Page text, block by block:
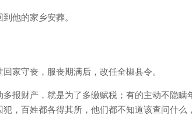
他的家乡安葬。
家守丧，服丧期满后，改任全椒县令。
报财产，就是为了多缴赋税；有的主动不隐瞒
，百姓都各得其所，他们都不知道该查问什么，